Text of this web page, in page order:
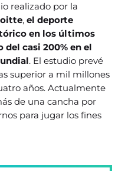
realizado por la
,el deporte
en los últimos
casi 200% en el
. El estudio prevé
superior a mil millones
años. Actualmente
de una cancha por
para jugar los fines